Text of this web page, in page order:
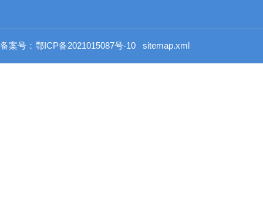
备案号：鄂ICP备2021015087号-10 sitemap.xml